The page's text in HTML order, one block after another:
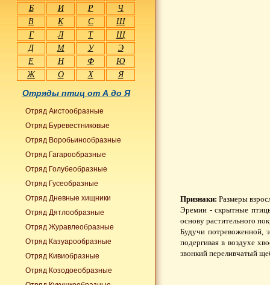
Признаки: Размеры
Эремии - скрытные
основу растительного
Будучи потревоженной,
подергивая в воздухе
звонкий переливчатый
Б
И Р
Ч
В
К С
Ш
Г
Л Т
Щ
Д
М У
Э
Е
Н Ф
Ю
Ж
О Х Я
Отряды птиц от А до Я
Отряд Аистообразные
Отряд Буревестниковые
Отряд Воробьинообразные
Отряд Гагарообразные
Отряд Голубеобразные
Отряд Гусеобразные
Отряд Дневные хищники
Отряд Дятлообразные
Отряд Журавлеобразные
Отряд Казуарообразные
Отряд Кивиобразные
Отряд Козодоеобразные